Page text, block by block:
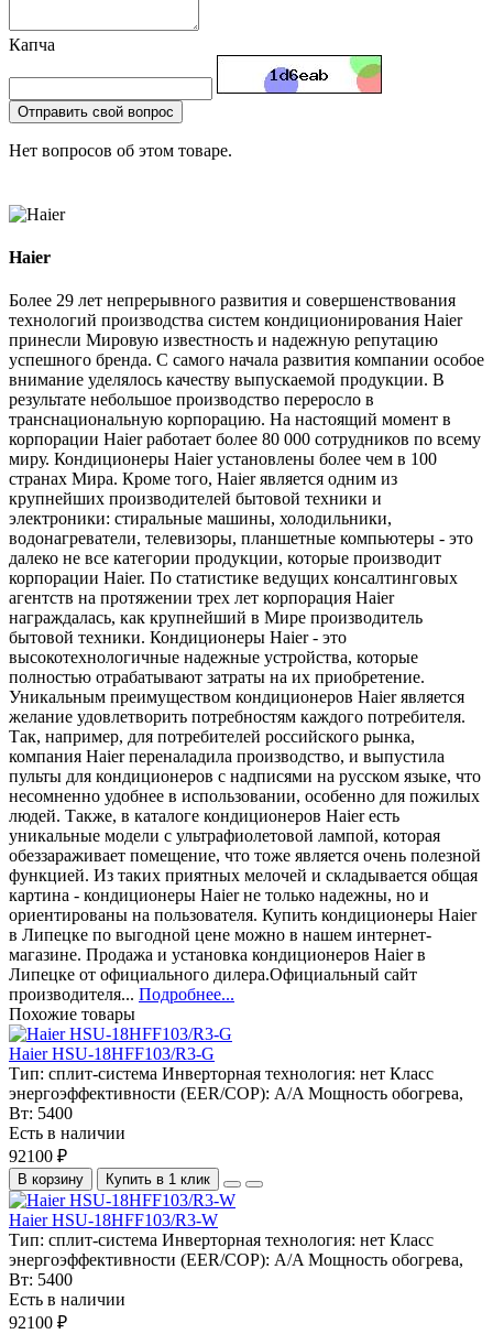
Капча
Отправить свой вопрос
Нет вопросов об этом товаре.
Haier
Более 29 лет непрерывного развития и совершенствования
технологий производства систем кондиционирования Haier
принесли Мировую известность и надежную репутацию
успешного бренда. С самого начала развития компании особое
внимание уделялось качеству выпускаемой продукции. В
результате небольшое производство переросло в
транснациональную корпорацию. На настоящий момент в
корпорации Haier работает более 80 000 сотрудников по всему
миру. Кондиционеры Haier установлены более чем в 100
странах Мира. Кроме того, Haier является одним из
крупнейших производителей бытовой техники и
электроники: стиральные машины, холодильники,
водонагреватели, телевизоры, планшетные компьютеры - это
далеко не все категории продукции, которые производит
корпорации Haier. По статистике ведущих консалтинговых
агентств на протяжении трех лет корпорация Haier
награждалась, как крупнейший в Мире производитель
бытовой техники. Кондиционеры Haier - это
высокотехнологичные надежные устройства, которые
полностью отрабатывают затраты на их приобретение.
Уникальным преимуществом кондиционеров Haier является
желание удовлетворить потребностям каждого потребителя.
Так, например, для потребителей российского рынка,
компания Haier переналадила производство, и выпустила
пульты для кондиционеров с надписями на русском языке, что
несомненно удобнее в использовании, особенно для пожилых
людей. Также, в каталоге кондиционеров Haier есть
уникальные модели с ультрафиолетовой лампой, которая
обеззараживает помещение, что тоже является очень полезной
функцией. Из таких приятных мелочей и складывается общая
картина - кондиционеры Haier не только надежны, но и
ориентированы на пользователя. Купить кондиционеры Haier
в Липецке по выгодной цене можно в нашем интернет-
магазине. Продажа и установка кондиционеров Haier в
Липецке от официального дилера.Официальный сайт
производителя... Подробнее...
Похожие товары
Haier HSU-18HFF103/R3-G
Тип: сплит-система Инверторная технология: нет Класс
энергоэффективности (EER/COP): A/A Мощность обогрева,
Вт: 5400
Есть в наличии
92100 ₽
В корзину Купить в 1 клик
Haier HSU-18HFF103/R3-W
Тип: сплит-система Инверторная технология: нет Класс
энергоэффективности (EER/COP): A/A Мощность обогрева,
Вт: 5400
Есть в наличии
92100 ₽